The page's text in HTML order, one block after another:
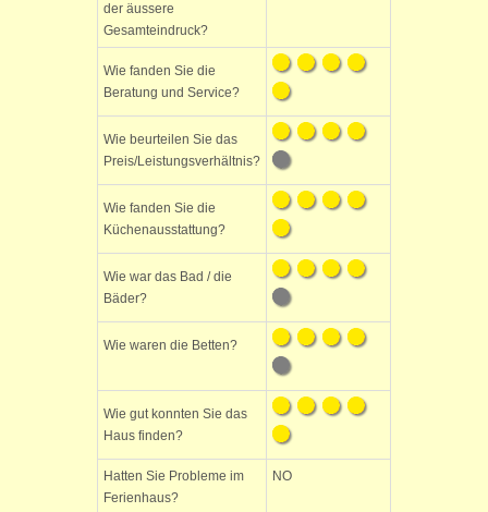
der äussere
Gesamteindruck?
Wie fanden Sie die
Beratung und Service?
Wie beurteilen Sie das
Preis/Leistungsverhältnis?
Wie fanden Sie die
Küchenausstattung?
Wie war das Bad / die
Bäder?
Wie waren die Betten?
Wie gut konnten Sie das
Haus finden?
Hatten Sie Probleme im
Ferienhaus?
NO